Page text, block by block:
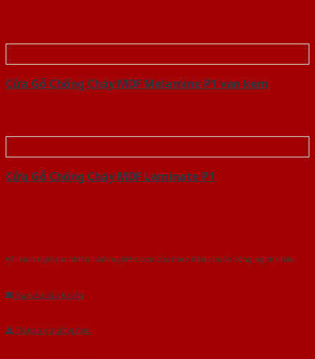
Cửa Gỗ Chống Cháy MDF Melamine P1 van kem
Cửa Gỗ Chống Cháy MDF Laminate P1
Với kinh nghiệm nhiêu năm nghiên cứu cửa theo tiêu chuẩn công nghệ Châu
Âu.Chúng tôi tự tin là nhà sản xuất & cung cấp hàng đầu tại Việt Nam!
Gửi yêu cầu tư vấn
Tải báo giá tổng hợp